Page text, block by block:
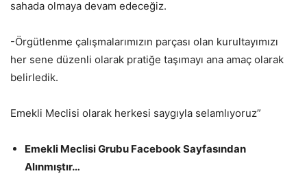
sahada olmaya devam edeceğiz.
-Örgütlenme çalışmalarımızın parçası olan kurultayımızı
her sene düzenli olarak pratiğe taşımayı ana amaç olarak
belirledik.
Emekli Meclisi olarak herkesi saygıyla selamlıyoruz”
Emekli Meclisi Grubu Facebook Sayfasından
Alınmıştır…